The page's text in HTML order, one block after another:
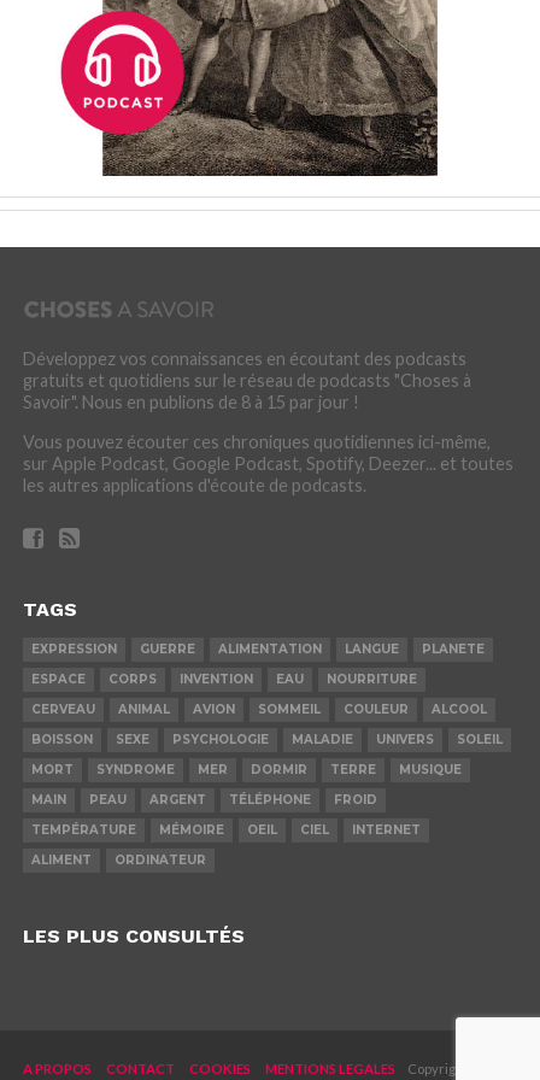
Développez vos connaissances en écoutant des podcasts
gratuits et quotidiens sur le réseau de podcasts "Choses à
Savoir". Nous en publions de 8 à 15 par jour !
Vous pouvez écouter ces chroniques quotidiennes ici-même,
sur Apple Podcast, Google Podcast, Spotify, Deezer... et toutes
les autres applications d'écoute de podcasts.
TAGS
EXPRESSION GUERRE ALIMENTATION LANGUE
PLANETE
ESPACE
CORPS INVENTION EAU
NOURRITURE
CERVEAU
ANIMAL AVION SOMMEIL COULEUR
ALCOOL
BOISSON
SEXE PSYCHOLOGIE MALADIE UNIVERS
SOLEIL
MORT
SYNDROME MER DORMIR TERRE
MUSIQUE
MAIN
PEAU ARGENT TÉLÉPHONE
FROID
TEMPÉRATURE
MÉMOIRE OEIL CIEL
INTERNET
ALIMENT
ORDINATEUR
LES PLUS CONSULTÉS
A PROPOS CONTACT COOKIES MENTIONS LEGALES Copyright © 2019